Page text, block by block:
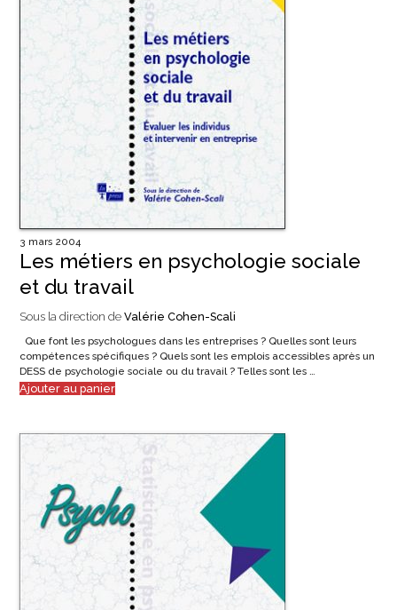
3 mars 2004
Les métiers en psychologie sociale
et du travail
Sous la direction de Valérie Cohen-Scali
Que font les psychologues dans les entreprises ? Quelles sont leurs
compétences spécifiques ? Quels sont les emplois accessibles après un
DESS de psychologie sociale ou du travail ? Telles sont les …
Ajouter au panier